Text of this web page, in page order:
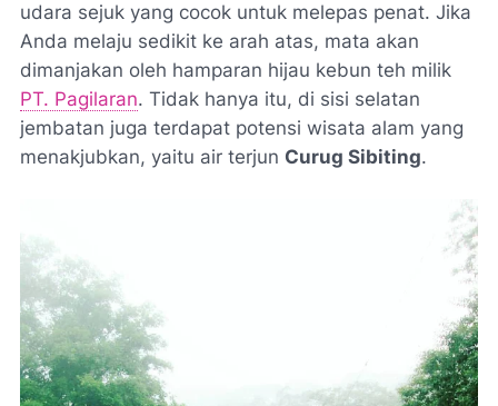
udara sejuk yang cocok untuk melepas penat. Jika
Anda melaju sedikit ke arah atas, mata akan
dimanjakan oleh hamparan hijau kebun teh milik
PT. Pagilaran. Tidak hanya itu, di sisi selatan
jembatan juga terdapat potensi wisata alam yang
menakjubkan, yaitu air terjun Curug Sibiting.